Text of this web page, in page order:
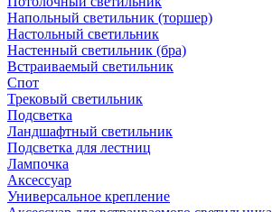
Напольный светильник (торшер)
Настольный светильник
Настенный светильник (бра)
Встраиваемый светильник
Спот
Трековый светильник
Подсветка
Ландшафтный светильник
Подсветка для лестниц
Лампочка
Аксессуар
Универсальное крепление